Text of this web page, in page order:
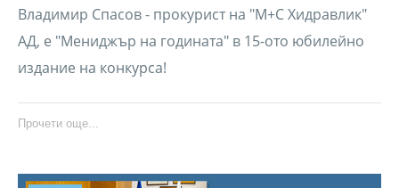
Владимир Спасов - прокурист на "М+С Хидравлик"
АД, е "Мениджър на годината" в 15-ото юбилейно
издание на конкурса!
Прочети още...